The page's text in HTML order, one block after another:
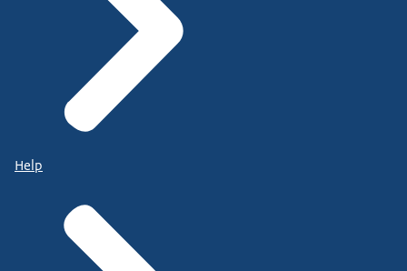
Help